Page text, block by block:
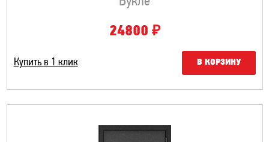
24800 ₽
Купить в 1 клик В КОРЗИНУ